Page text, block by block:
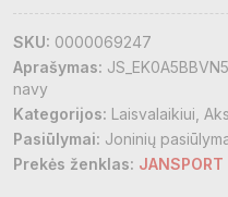
SKU: 0000069247
Aprašymas:
navy
Kategorijos: Laisvalaikiui
Pasiūlymai: Joninių
Prekės ženklas: JANSPORT